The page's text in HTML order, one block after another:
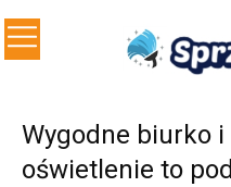
Wygodne biurko
oświetlenie to